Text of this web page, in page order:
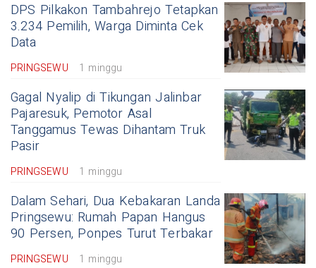
DPS Pilkakon Tambahrejo Tetapkan
3.234 Pemilih, Warga Diminta Cek
Data
PRINGSEWU 1 minggu
Gagal Nyalip di Tikungan Jalinbar
Pajaresuk, Pemotor Asal
Tanggamus Tewas Dihantam Truk
Pasir
PRINGSEWU 1 minggu
Dalam Sehari, Dua Kebakaran Landa
Pringsewu: Rumah Papan Hangus
90 Persen, Ponpes Turut Terbakar
PRINGSEWU 1 minggu